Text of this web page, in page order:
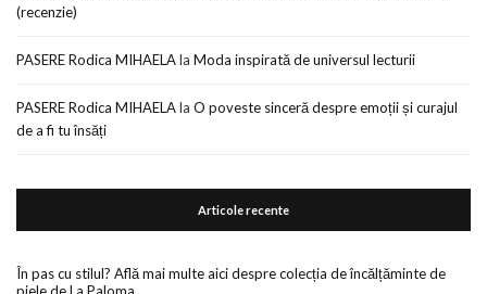
(recenzie)
PASERE Rodica MIHAELAla Moda inspirată de universul lecturii
PASERE Rodica MIHAELAla O poveste sinceră despre emoții și curajul
de a fi tu însăți
Articole recente
În pas cu stilul? Află mai multe aici despre colecția de încălțăminte de